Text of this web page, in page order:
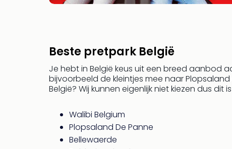
Beste pretpark België
Je hebt in België keus uit een breed aanbod
bijvoorbeeld de kleintjes mee naar
België? Wij kunnen eigenlijk niet kiezen dus dit
Walibi Belgium
Plopsaland De Panne
Bellewaerde